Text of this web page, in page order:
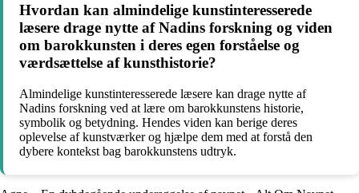
Hvordan kan almindelige kunstinteresserede
læsere drage nytte af Nadins forskning og viden
om barokkunsten i deres egen forståelse og
værdsættelse af kunsthistorie?
Almindelige kunstinteresserede læsere kan drage nytte af
Nadins forskning ved at lære om barokkunstens historie,
symbolik og betydning. Hendes viden kan berige deres
oplevelse af kunstværker og hjælpe dem med at forstå den
dybere kontekst bag barokkunstens udtryk.